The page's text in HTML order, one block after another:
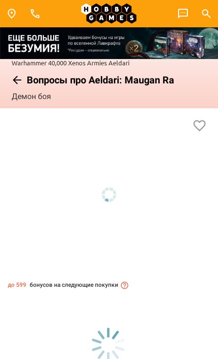
Warhammer 40,000Xenos ArmiesAeldari
Вопросы про Aeldari: Maugan Ra
Демон боя
до 599 бонусов на следующие покупки